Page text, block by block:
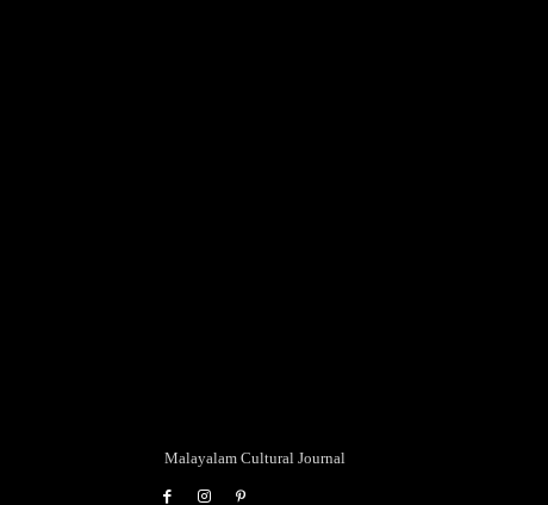
Malayalam Cultural Journal